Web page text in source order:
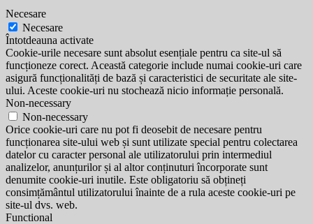
Necesare
Necesare
Întotdeauna activate
Cookie-urile necesare sunt absolut esențiale pentru ca site-ul să
funcționeze corect. Această categorie include numai cookie-uri care
asigură funcționalități de bază și caracteristici de securitate ale site-
ului. Aceste cookie-uri nu stochează nicio informație personală.
Non-necessary
Non-necessary
Orice cookie-uri care nu pot fi deosebit de necesare pentru
funcționarea site-ului web și sunt utilizate special pentru colectarea
datelor cu caracter personal ale utilizatorului prin intermediul
analizelor, anunțurilor și al altor conținuturi încorporate sunt
denumite cookie-uri inutile. Este obligatoriu să obțineți
consimțământul utilizatorului înainte de a rula aceste cookie-uri pe
site-ul dvs. web.
Functional